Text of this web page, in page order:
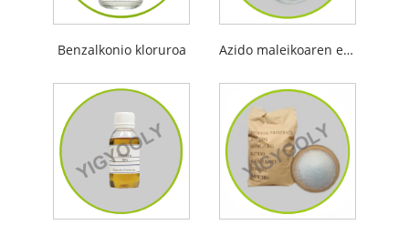
Benzalkonio kloruroa Azido maleikoaren eta akrilikoaren kopolimeroa